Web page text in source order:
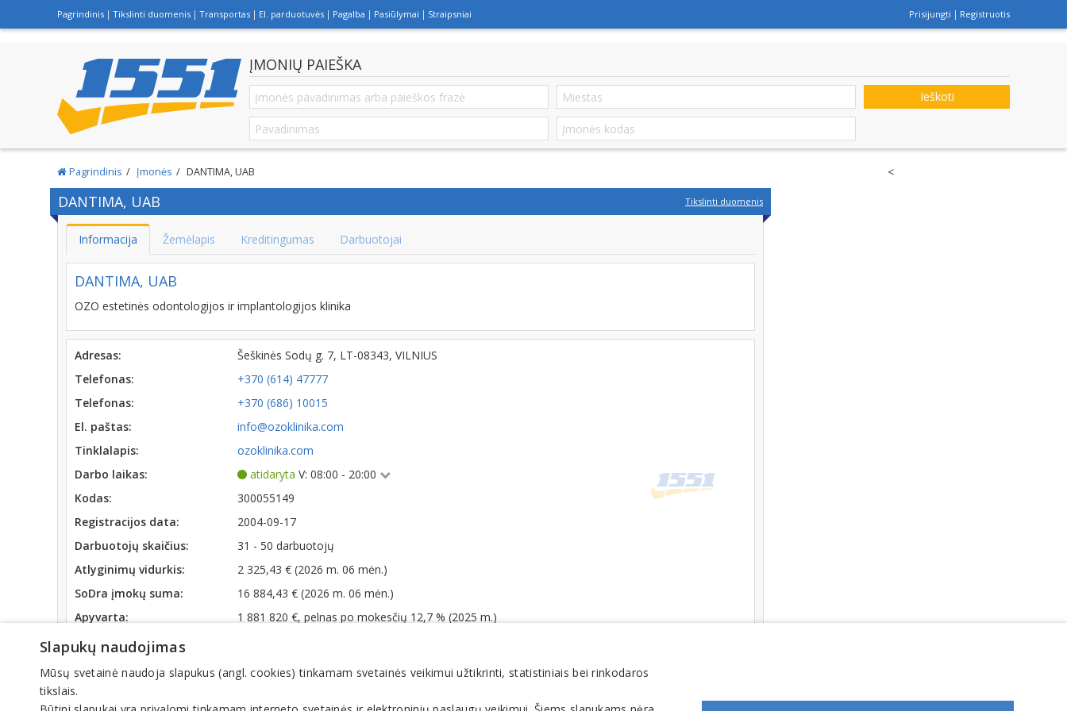
Pagrindinis Tikslinti duomenis Transportas El. parduotuvės Pagalba Pasiūlymai Straipsniai Prisijungti Registruotis
ĮMONIŲ PAIEŠKA
Ieškoti
Pagrindinis Įmonės DANTIMA, UAB
DANTIMA, UAB Tikslinti duomenis
Informacija Žemėlapis Kreditingumas Darbuotojai
DANTIMA, UAB
OZO estetinės odontologijos ir implantologijos klinika
Adresas:
Šeškinės Sodų g. 7, LT-08343, VILNIUS
Telefonas:
+370 (614) 47777
Telefonas:
+370 (686) 10015
El. paštas:
info@ozoklinika.com
Tinklalapis:
ozoklinika.com
Darbo laikas:
atidaryta V: 08:00 - 20:00
Kodas:
300055149
Registracijos data:
2004-09-17
Darbuotojų skaičius:
31 - 50 darbuotojų
Atlyginimų vidurkis:
2 325,43 € (2026 m. 06 mėn.)
SoDra įmokų suma:
16 884,43 € (2026 m. 06 mėn.)
Apyvarta:
1 881 820 €, pelnas po mokesčių 12,7 % (2025 m.)
Veiklos sritys
Odontologijos paslaugos, odontologai
<
Slapukų naudojimas
Mūsų svetainė naudoja slapukus (angl. cookies) tinkamam svetainės veikimui užtikrinti, statistiniais bei rinkodaros
tikslais.